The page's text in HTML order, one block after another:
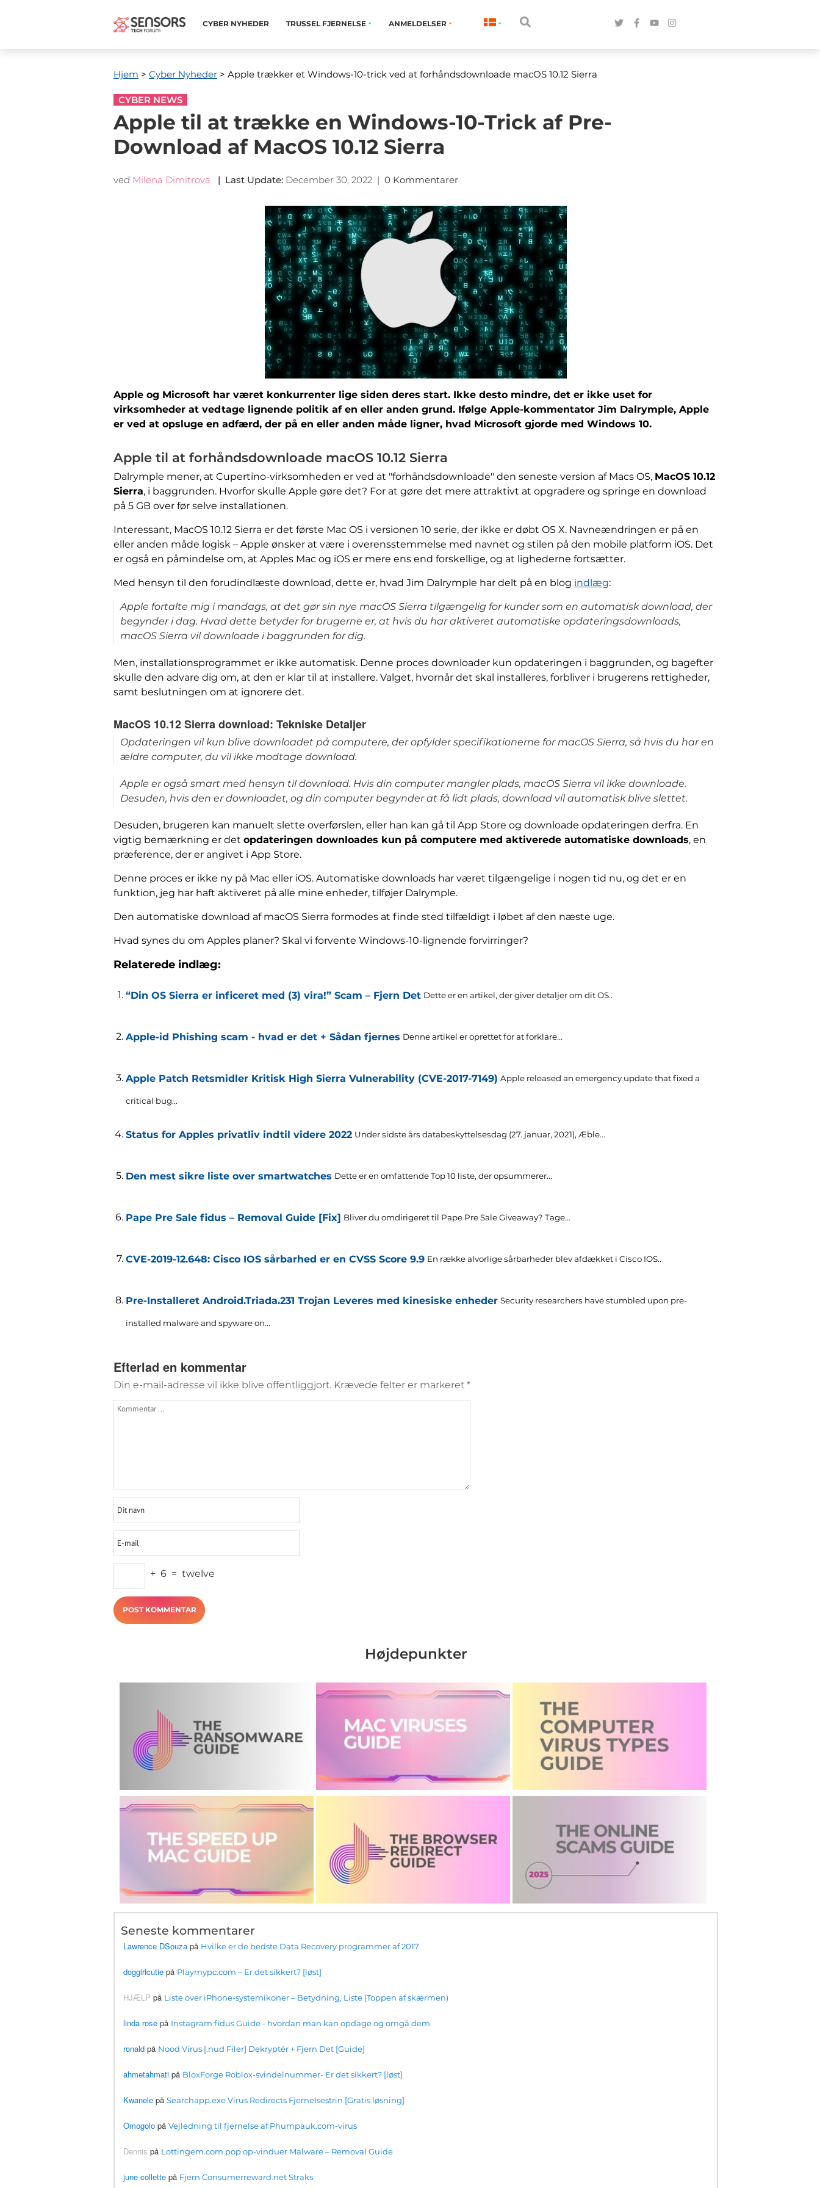
CYBER ​​NYHEDER TRUSSEL FJERNELSE ANMELDELSER
Hjem > Cyber ​​Nyheder > Apple trækker et Windows-10-trick ved at forhåndsdownloade macOS 10.12 Sierra
CYBER NEWS
Apple til at trække en Windows-10-Trick af Pre-
Download af MacOS 10.12 Sierra
ved Milena Dimitrova | Last Update: December 30, 2022 | 0 Kommentarer
Apple og Microsoft har været konkurrenter lige siden deres start. Ikke desto mindre, det er ikke uset for
virksomheder at vedtage lignende politik af en eller anden grund. Ifølge Apple-kommentator Jim Dalrymple, Apple
er ved at opsluge en adfærd, der på en eller anden måde ligner, hvad Microsoft gjorde med Windows 10.
Apple til at forhåndsdownloade macOS 10.12 Sierra
Dalrymple mener, at Cupertino-virksomheden er ved at "forhåndsdownloade" den seneste version af Macs OS, MacOS 10.12
Sierra, i baggrunden. Hvorfor skulle Apple gøre det? For at gøre det mere attraktivt at opgradere og springe en download
på 5 GB over før selve installationen.
Interessant, MacOS 10.12 Sierra er det første Mac OS i versionen 10 serie, der ikke er døbt OS X. Navneændringen er på en
eller anden måde logisk – Apple ønsker at være i overensstemmelse med navnet og stilen på den mobile platform iOS. Det
er også en påmindelse om, at Apples Mac og iOS er mere ens end forskellige, og at lighederne fortsætter.
Med hensyn til den forudindlæste download, dette er, hvad Jim Dalrymple har delt på en blog indlæg:
Apple fortalte mig i mandags, at det gør sin nye macOS Sierra tilgængelig for kunder som en automatisk download, der
begynder i dag. Hvad dette betyder for brugerne er, at hvis du har aktiveret automatiske opdateringsdownloads,
macOS Sierra vil downloade i baggrunden for dig.
Men, installationsprogrammet er ikke automatisk. Denne proces downloader kun opdateringen i baggrunden, og bagefter
skulle den advare dig om, at den er klar til at installere. Valget, hvornår det skal installeres, forbliver i brugerens rettigheder,
samt beslutningen om at ignorere det.
MacOS 10.12 Sierra download: Tekniske Detaljer
Opdateringen vil kun blive downloadet på computere, der opfylder specifikationerne for macOS Sierra, så hvis du har en
ældre computer, du vil ikke modtage download.
Apple er også smart med hensyn til download. Hvis din computer mangler plads, macOS Sierra vil ikke downloade.
Desuden, hvis den er downloadet, og din computer begynder at få lidt plads, download vil automatisk blive slettet.
Desuden, brugeren kan manuelt slette overførslen, eller han kan gå til App Store og downloade opdateringen derfra. En
vigtig bemærkning er det opdateringen downloades kun på computere med aktiverede automatiske downloads, en
præference, der er angivet i App Store.
Denne proces er ikke ny på Mac eller iOS. Automatiske downloads har været tilgængelige i nogen tid nu, og det er en
funktion, jeg har haft aktiveret på alle mine enheder, tilføjer Dalrymple.
Den automatiske download af macOS Sierra formodes at finde sted tilfældigt i løbet af den næste uge.
Hvad synes du om Apples planer? Skal vi forvente Windows-10-lignende forvirringer?
Relaterede indlæg:
“Din OS Sierra er inficeret med (3) vira!” Scam – Fjern Det Dette er en artikel, der giver detaljer om dit OS..
Apple-id Phishing scam - hvad er det + Sådan fjernes Denne artikel er oprettet for at forklare...
Apple Patch Retsmidler Kritisk High Sierra Vulnerability (CVE-2017-7149) Apple released an emergency update that fixed a
critical bug...
Status for Apples privatliv indtil videre 2022 Under sidste års databeskyttelsesdag (27. januar, 2021), Æble...
Den mest sikre liste over smartwatches Dette er en omfattende Top 10 liste, der opsummerer...
Pape Pre Sale fidus – Removal Guide [Fix] Bliver du omdirigeret til Pape Pre Sale Giveaway? Tage...
CVE-2019-12.648: Cisco IOS sårbarhed er en CVSS Score 9.9 En række alvorlige sårbarheder blev afdækket i Cisco IOS..
Pre-Installeret Android.Triada.231 Trojan Leveres med kinesiske enheder Security researchers have stumbled upon pre-
installed malware and spyware on...
Efterlad en kommentar
Din e-mail-adresse vil ikke blive offentliggjort. Krævede felter er markeret *
+ 6 = twelve
Højdepunkter
Seneste kommentarer
Lawrence DSouza på Hvilke er de bedste Data Recovery programmer af 2017
doggirlcutie på Playmypc.com – Er det sikkert? [løst]
HJÆLP på Liste over iPhone-systemikoner – Betydning, Liste (Toppen af ​​skærmen)
linda rose på Instagram fidus Guide - hvordan man kan opdage og omgå dem
ronald på Nood Virus [.nud Filer] Dekryptér + Fjern Det [Guide]
ahmetahmati på BloxForge Roblox-svindelnummer- Er det sikkert? [løst]
Kwanele på Searchapp.exe Virus Redirects Fjernelsestrin [Gratis løsning]
Omogolo på Vejledning til fjernelse af Phumpauk.com-virus
Dennis på Lottingem.com pop op-vinduer Malware – Removal Guide
june collette på Fjern Consumerreward.net Straks